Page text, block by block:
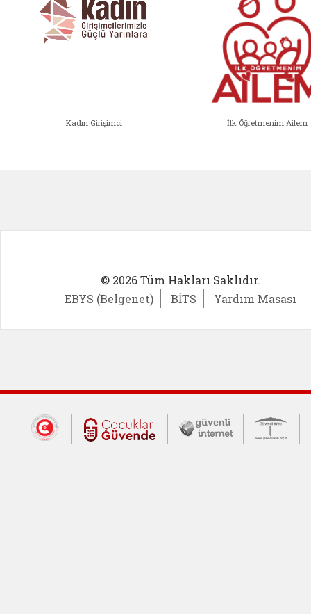
Kadın Girişimci İlk Öğretmenim Ailem
© 2026 Tüm Hakları Saklıdır.
EBYS (Belgenet)
BİTS Yardım Masası
Dış Bağlantılar
Cumhurbaşkanlığı İletişim Merkezi
Çocuklar Güvende (yeni
Güvenli